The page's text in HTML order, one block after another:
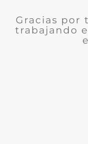
Gracias por
trabajando